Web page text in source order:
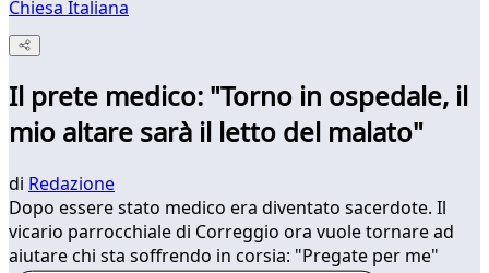
Chiesa Italiana
Il prete medico: "Torno in ospedale, il
mio altare sarà il letto del malato"
di Redazione
Dopo essere stato medico era diventato sacerdote. Il
vicario parrocchiale di Correggio ora vuole tornare ad
aiutare chi sta soffrendo in corsia: "Pregate per me"